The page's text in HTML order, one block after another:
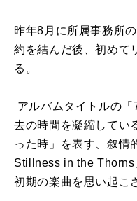
昨年8月に所属事務所
約を結んだ後、初めて
る。
アルバムタイトルの
去の時間を凝縮してい
った時」を表す、叙情
Stillness in the Thorns
初期の楽曲を思い起こ